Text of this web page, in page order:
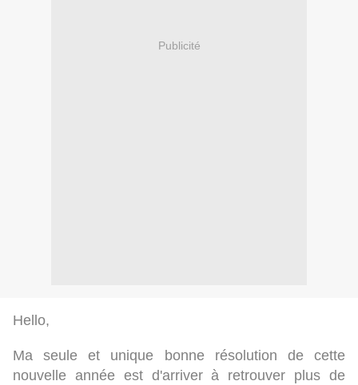
Publicité
Hello,
Ma seule et unique bonne résolution de cette
nouvelle année est d'arriver à retrouver plus de